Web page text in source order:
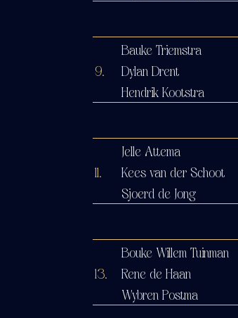
9.
Bauke Triemstra
Dylan Drent
Hendrik Kootstra
11.
Jelle Attema
Kees van der Schoot
Sjoerd de Jong
13.
Bouke Willem Tuinman
Rene de Haan
Wybren Postma